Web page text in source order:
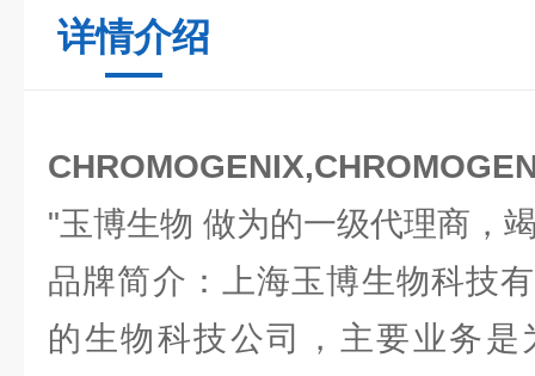
详情介绍
"玉博生物 做为的一级代理商，
品牌简介：上海玉博生物科技
的生物科技公司，主要业务